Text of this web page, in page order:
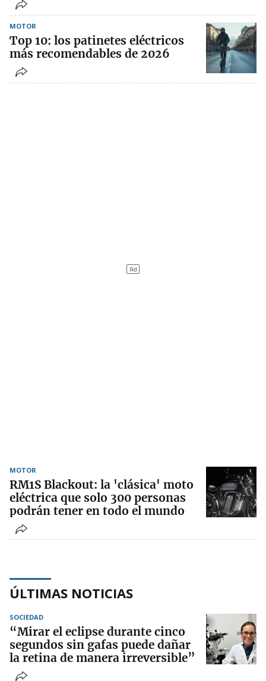
MOTOR
Top 10: los patinetes eléctricos
más recomendables de 2026
MOTOR
RM1S Blackout: la 'clásica' moto
eléctrica que solo 300 personas
podrán tener en todo el mundo
ÚLTIMAS NOTICIAS
SOCIEDAD
“Mirar el eclipse durante cinco
segundos sin gafas puede dañar
la retina de manera irreversible”